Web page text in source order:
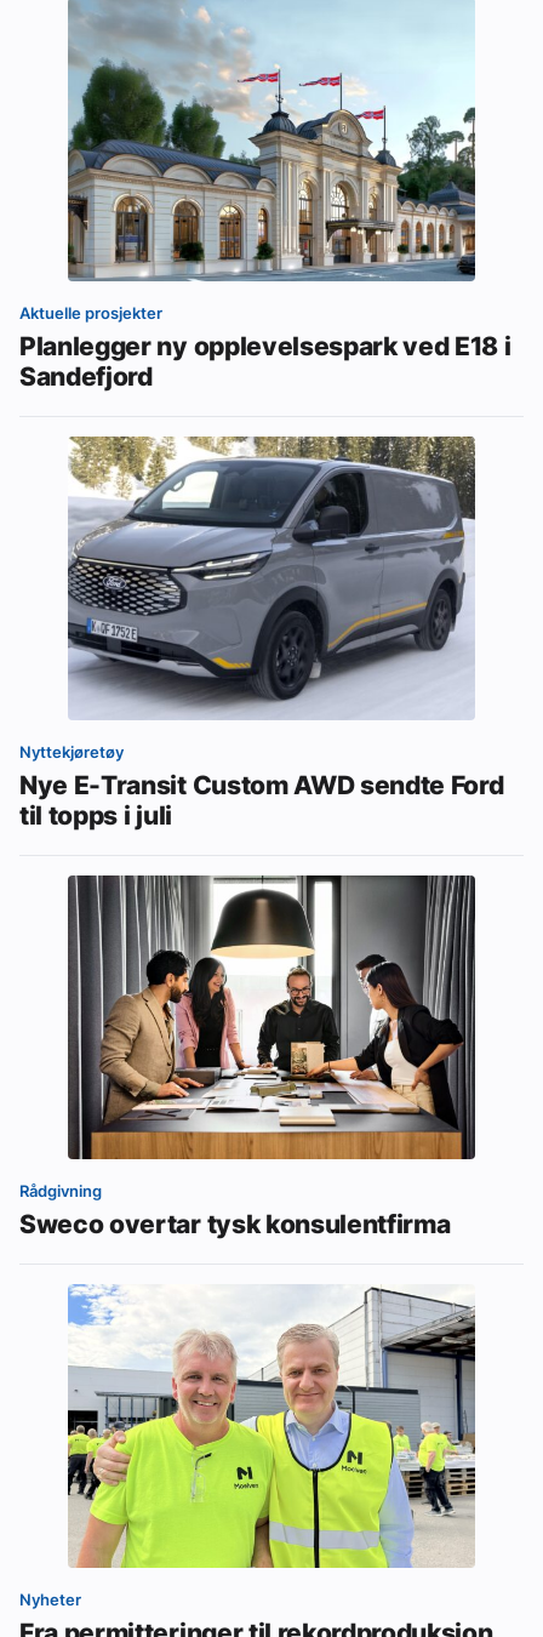
Aktuelle prosjekter
Planlegger ny opplevelsespark ved E18 i
Sandefjord
Nyttekjøretøy
Nye E-Transit Custom AWD sendte Ford
til topps i juli
Rådgivning
Sweco overtar tysk konsulentfirma
Nyheter